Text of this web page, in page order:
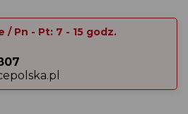
Pn - Pt: 7 - 15 godz.